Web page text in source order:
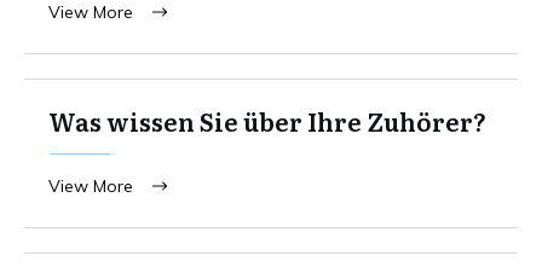
View More
Was wissen Sie über Ihre Zuhörer?
View More